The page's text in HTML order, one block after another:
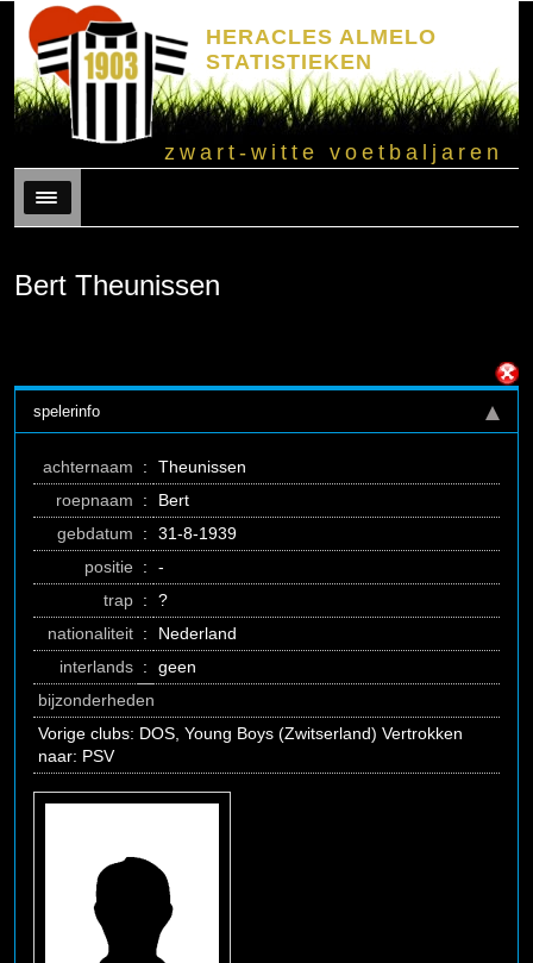
HERACLES ALMELO
STATISTIEKEN
zwart-witte voetbaljaren
Menu
Bert Theunissen
spelerinfo
achternaam :
Theunissen
roepnaam
:
Bert
gebdatum
:
31-8-1939
positie :
-
trap :
?
nationaliteit :
Nederland
interlands :
geen
bijzonderheden
Vorige clubs: DOS, Young Boys (Zwitserland) Vertrokken
naar: PSV